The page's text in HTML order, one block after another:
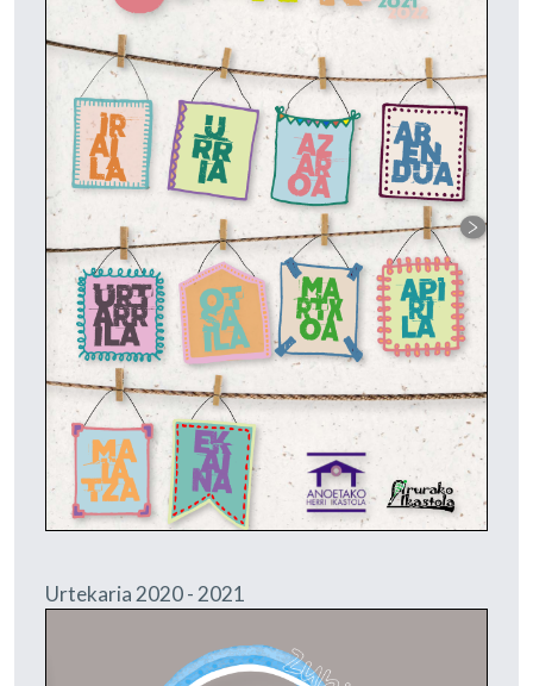
Urtekaria 2020 - 2021